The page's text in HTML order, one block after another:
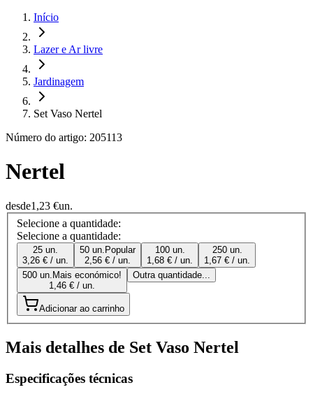
Início
Lazer e Ar livre
Jardinagem
Set Vaso Nertel
Número do artigo: 205113
Nertel
desde1,23 €un.
Selecione a quantidade:
Selecione a quantidade:
25 un.
3,26 € / un.
50 un. Popular
2,56 € / un.
100 un.
1,68 € / un.
250 un.
1,67 € / un.
500 un. Mais económico!
1,46 € / un.
Outra quantidade...
Adicionar ao carrinho
Mais detalhes de Set Vaso Nertel
Especificações técnicas